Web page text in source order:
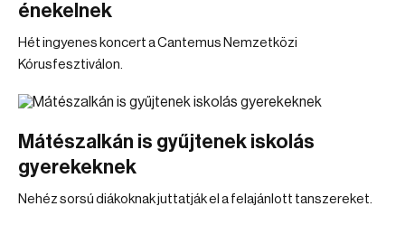
énekelnek
Hét ingyenes koncert a Cantemus Nemzetközi
Kórusfesztiválon.
Mátészalkán is gyűjtenek iskolás
gyerekeknek
Nehéz sorsú diákoknak juttatják el a felajánlott tanszereket.